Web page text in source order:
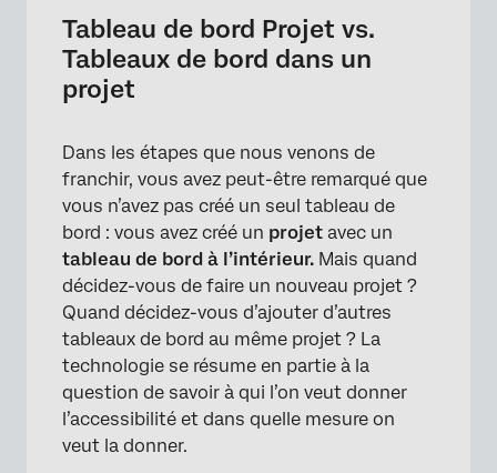
Tableau de bord Projet vs.
Tableaux de bord dans un
projet
Dans les étapes que nous venons de
franchir, vous avez peut-être remarqué que
vous n’avez pas créé un seul tableau de
bord : vous avez créé un projet avec un
tableau de bord à l’intérieur. Mais quand
décidez-vous de faire un nouveau projet ?
Quand décidez-vous d’ajouter d’autres
tableaux de bord au même projet ? La
technologie se résume en partie à la
question de savoir à qui l’on veut donner
l’accessibilité et dans quelle mesure on
veut la donner.